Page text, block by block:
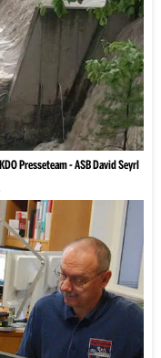
Presseteam - ASB David Seyrl